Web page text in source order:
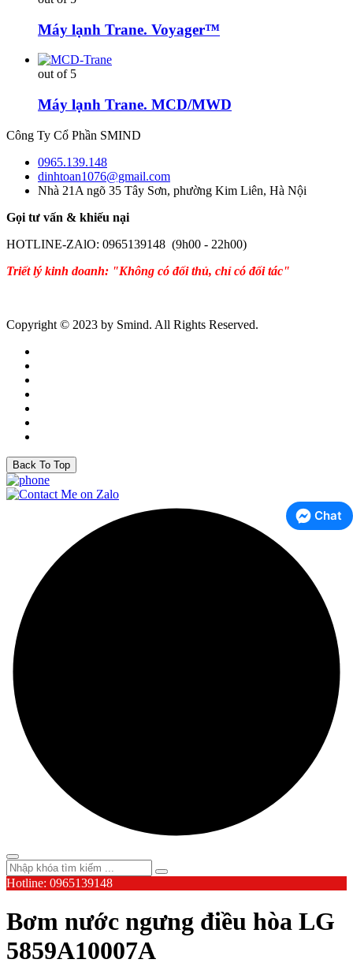
Máy lạnh Trane. Voyager™
out of 5
Máy lạnh Trane. MCD/MWD
Công Ty Cổ Phần SMIND
0965.139.148
dinhtoan1076@gmail.com
Nhà 21A ngõ 35 Tây Sơn, phường Kim Liên, Hà Nội
Gọi tư vấn & khiếu nại
HOTLINE-ZAlO: 0965139148 (9h00 - 22h00)
Triết lý kinh doanh: "Không có đối thủ, chỉ có đối tác"
Copyright © 2023 by Smind. All Rights Reserved.
Back To Top
Chat
Hotline: 0965139148
Bơm nước ngưng điều hòa LG
5859A10007A